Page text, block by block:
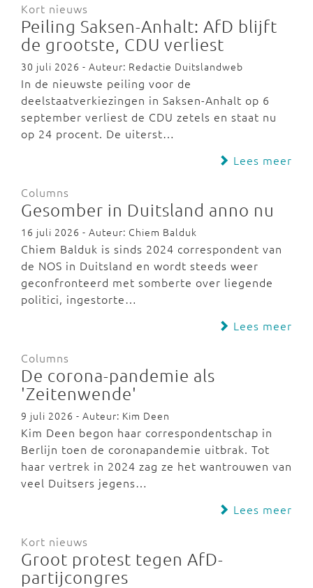
Kort nieuws
Peiling Saksen-Anhalt: AfD blijft
de grootste, CDU verliest
30 juli 2026 - Auteur: Redactie Duitslandweb
In de nieuwste peiling voor de
deelstaatverkiezingen in Saksen-Anhalt op 6
september verliest de CDU zetels en staat nu
op 24 procent. De uiterst…
Lees meer
Columns
Gesomber in Duitsland anno nu
16 juli 2026 - Auteur: Chiem Balduk
Chiem Balduk is sinds 2024 correspondent van
de NOS in Duitsland en wordt steeds weer
geconfronteerd met somberte over liegende
politici, ingestorte…
Lees meer
Columns
De corona-pandemie als
'Zeitenwende'
9 juli 2026 - Auteur: Kim Deen
Kim Deen begon haar correspondentschap in
Berlijn toen de coronapandemie uitbrak. Tot
haar vertrek in 2024 zag ze het wantrouwen van
veel Duitsers jegens…
Lees meer
Kort nieuws
Groot protest tegen AfD-
partijcongres